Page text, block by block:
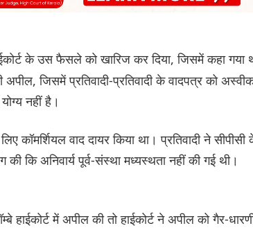
के उस फैसले को खारिज कर दिया, जिसमें कहा गया
जिसमें प्रतिवादी-प्रतिवादी के वादपत्र को
नहीं है।
कॉमर्शियल वाद दायर किया था। प्रतिवादी ने सीपीसी
कि अनिवार्य पूर्व-संस्था मध्यस्थता नहीं की गई थी।
हाईकोर्ट में अपील की तो हाईकोर्ट ने अपील को गैर-